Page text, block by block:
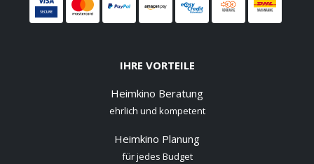
IHRE VORTEILE
Heimkino Beratung
ehrlich und kompetent
Heimkino Planung
für jedes Budget